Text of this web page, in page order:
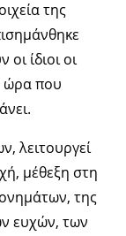
της
ίδιοι οι
ώρα που
λειτουργεί
μέθεξη στη
της
ευχών, των